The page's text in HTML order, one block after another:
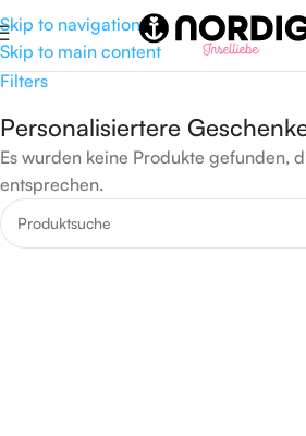
Skip to navigation
Skip to main content
Start /Geschenkideen
Filters
Personalisiertere
Es wurden keine Produkte gefunden,
entsprechen.